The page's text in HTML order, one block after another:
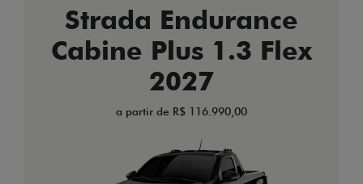
Strada Endurance
Cabine Plus 1.3 Flex
2027
a partir de R$ 116.990,00